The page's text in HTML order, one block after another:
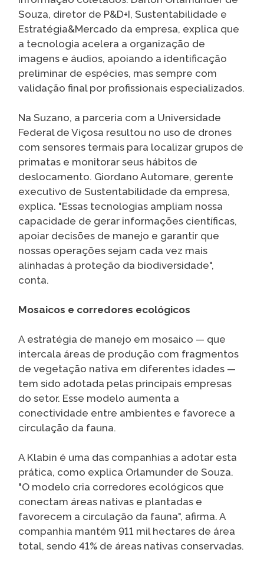
Souza, diretor de P&D+I, Sustentabilidade e
Estratégia&Mercado da empresa, explica que
a tecnologia acelera a organização de
imagens e áudios, apoiando a identificação
preliminar de espécies, mas sempre com
validação final por profissionais especializados.
Na Suzano, a parceria com a Universidade
Federal de Viçosa resultou no uso de drones
com sensores termais para localizar grupos de
primatas e monitorar seus hábitos de
deslocamento. Giordano Automare, gerente
executivo de Sustentabilidade da empresa,
explica. "Essas tecnologias ampliam nossa
capacidade de gerar informações científicas,
apoiar decisões de manejo e garantir que
nossas operações sejam cada vez mais
alinhadas à proteção da biodiversidade",
conta.
Mosaicos e corredores ecológicos
A estratégia de manejo em mosaico — que
intercala áreas de produção com fragmentos
de vegetação nativa em diferentes idades —
tem sido adotada pelas principais empresas
do setor. Esse modelo aumenta a
conectividade entre ambientes e favorece a
circulação da fauna.
A Klabin é uma das companhias a adotar esta
prática, como explica Orlamunder de Souza.
"O modelo cria corredores ecológicos que
conectam áreas nativas e plantadas e
favorecem a circulação da fauna", afirma. A
companhia mantém 911 mil hectares de área
total, sendo 41% de áreas nativas conservadas.